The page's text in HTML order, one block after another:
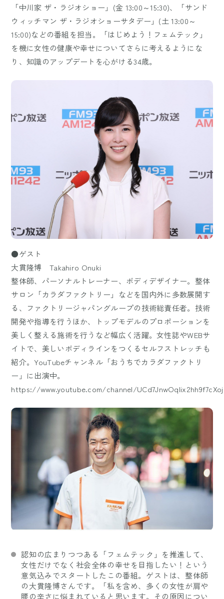
「中川家 ザ・ラジオショー」(金 13:00～15:30)、「サンド
ウィッチマン ザ・ラジオショーサタデー」(土 13:00～
15:00)などの番組を担当。「はじめよう！フェムテック」
を機に女性の健康や幸せについてさらに考えるようにな
り、知識のアップデートを心がける34歳。
●ゲスト
大貫隆博 Takahiro Onuki
整体師、パーソナルトレーナー、ボディデザイナー。整体
サロン「カラダファクトリー」などを国内外に多数展開す
る、ファクトリージャパングループの技術総責任者。技術
開発や指導を行うほか、トップモデルのプロポーションを
美しく整える施術を行うなど幅広く活躍。女性誌やWEBサ
イトで、美しいボディラインをつくるセルフストレッチも
紹介。YouTubeチャンネル「おうちでカラダファクトリ
ー」に出演中。
https://www.youtube.com/channel/
認知の広まりつつある「フェムテック」を推進して、
女性だけでなく社会全体の幸せを目指したい！という
意気込みでスタートしたこの番組。ゲストは、整体師
の大貫隆博さんです。「私を含め、多くの女性が肩や
腰の辛さに悩まれていると思います。その原因につい